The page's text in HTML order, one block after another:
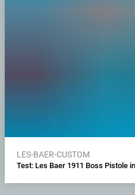
LES-BAER-CUSTOM
Test: Les Baer 1911 Boss Pistole